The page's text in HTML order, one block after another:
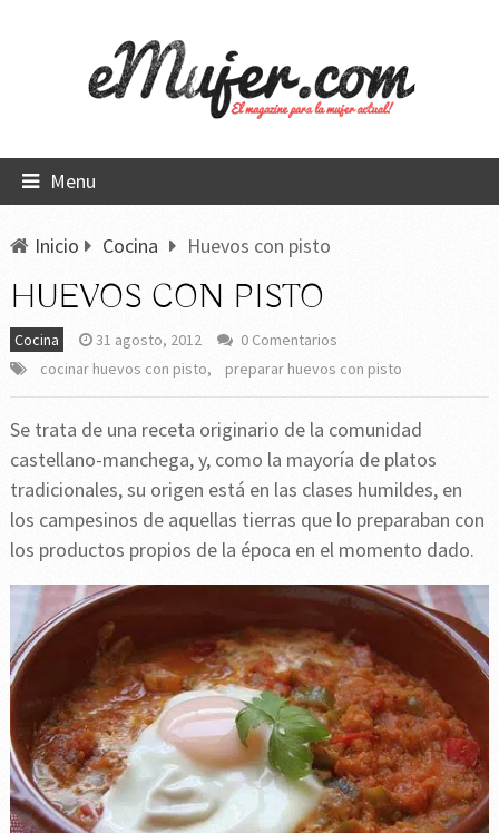
Menu
Inicio Cocina Huevos con pisto
HUEVOS CON PISTO
Cocina 31 agosto, 2012
0 Comentarios
cocinar huevos con pisto, preparar huevos con pisto
Se trata de una receta originario de la comunidad
castellano-manchega, y, como la mayoría de platos
tradicionales, su origen está en las clases humildes, en
los campesinos de aquellas tierras que lo preparaban con
los productos propios de la época en el momento dado.